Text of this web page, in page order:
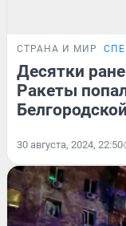
СТРАНА И МИР
Десятки
Ракеты
30 августа, 2024, 22:50